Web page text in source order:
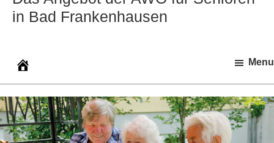
in Bad Frankenhausen
Menu